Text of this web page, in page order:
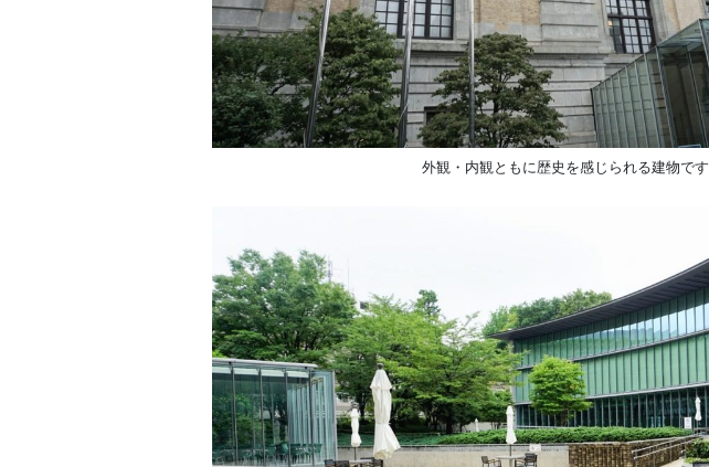
外観・内観ともに歴史を感じられる建物です